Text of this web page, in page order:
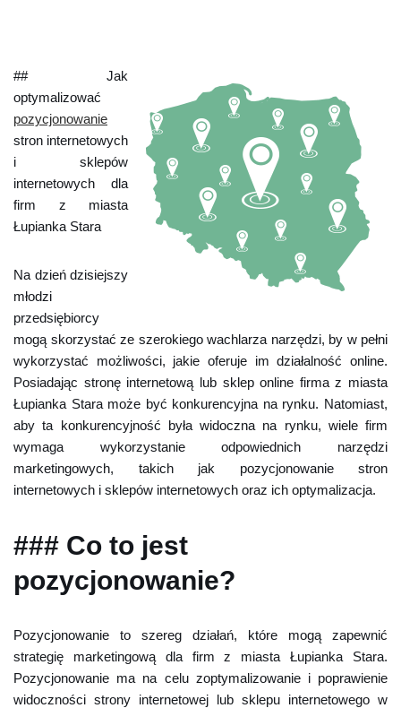
## Jak
optymalizować
pozycjonowanie
stron internetowych
i sklepów
internetowych dla
firm z miasta
Łupianka Stara
Na dzień dzisiejszy
młodzi
przedsiębiorcy
mogą skorzystać ze szerokiego wachlarza narzędzi, by w pełni
wykorzystać możliwości, jakie oferuje im działalność online.
Posiadając stronę internetową lub sklep online firma z miasta
Łupianka Stara może być konkurencyjna na rynku. Natomiast,
aby ta konkurencyjność była widoczna na rynku, wiele firm
wymaga wykorzystanie odpowiednich narzędzi
marketingowych, takich jak pozycjonowanie stron
internetowych i sklepów internetowych oraz ich optymalizacja.
### Co to jest
pozycjonowanie?
Pozycjonowanie to szereg działań, które mogą zapewnić
strategię marketingową dla firm z miasta Łupianka Stara.
Pozycjonowanie ma na celu zoptymalizowanie i poprawienie
widoczności strony internetowej lub sklepu internetowego w